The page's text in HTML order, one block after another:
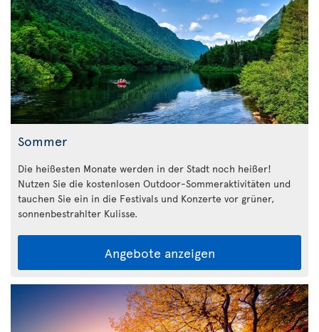
Sommer
Die heißesten Monate werden in der Stadt noch heißer!
Nutzen Sie die kostenlosen Outdoor-Sommeraktivitäten und
tauchen Sie ein in die Festivals und Konzerte vor grüner,
sonnenbestrahlter Kulisse.
Angebote anzeigen